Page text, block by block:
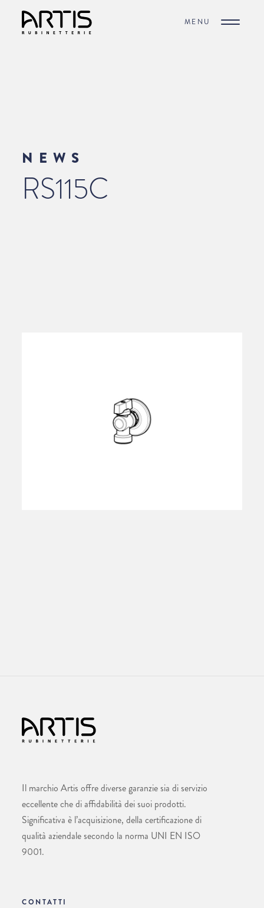
MENU
NEWS
RS115C
Il marchio Artis offre diverse garanzie sia di servizio
eccellente che di affidabilità dei suoi prodotti.
Significativa è l’acquisizione, della certificazione di
qualità aziendale secondo la norma UNI EN ISO
9001.
CONTATTI